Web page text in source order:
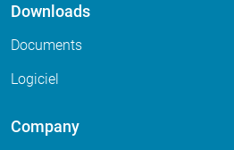
Downloads
Documents
Logiciel
Company